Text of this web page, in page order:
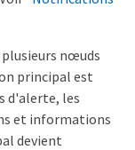
nœuds
principal est
d'alerte, les
et informations
devient